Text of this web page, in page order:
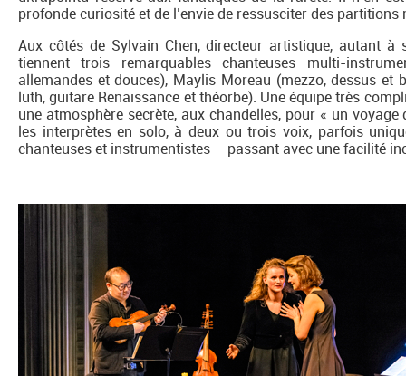
profonde curiosité et de l’envie de ressusciter des
Aux côtés de Sylvain Chen, directeur artistique, autant à
tiennent trois remarquables chanteuses multi-
allemandes et douces), Maylis Moreau (mezzo, dessus et
luth, guitare Renaissance et théorbe). Une équipe très
une atmosphère secrète, aux chandelles, pour « un
les interprètes en solo, à deux ou trois voix, parfois
chanteuses et instrumentistes – passant avec une facilité